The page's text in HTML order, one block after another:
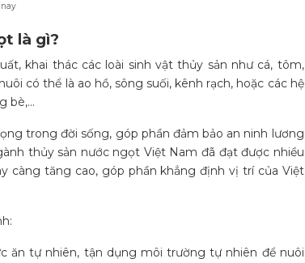
là gì?
khai thác các loài sinh vật thủy sản như cá, tôm,
có thể là ao hồ, sông suối, kênh rạch, hoặc các hệ
bè,…
trong đời sống, góp phần đảm bảo an ninh lương
thủy sản nước ngọt Việt Nam đã đạt được nhiều
càng tăng cao, góp phần khẳng định vị trí của Việt
ăn tự nhiên, tận dụng môi trường tự nhiên để nuôi